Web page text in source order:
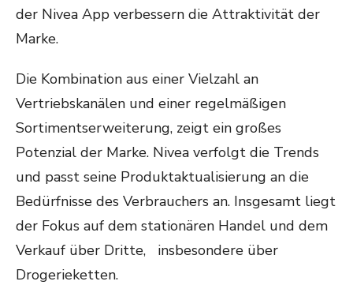
der Nivea App verbessern die Attraktivität der
Marke.
Die Kombination aus einer Vielzahl an
Vertriebskanälen und einer regelmäßigen
Sortimentserweiterung, zeigt ein großes
Potenzial der Marke. Nivea verfolgt die Trends
und passt seine Produktaktualisierung an die
Bedürfnisse des Verbrauchers an. Insgesamt liegt
der Fokus auf dem stationären Handel und dem
Verkauf über Dritte, insbesondere über
Drogerieketten.